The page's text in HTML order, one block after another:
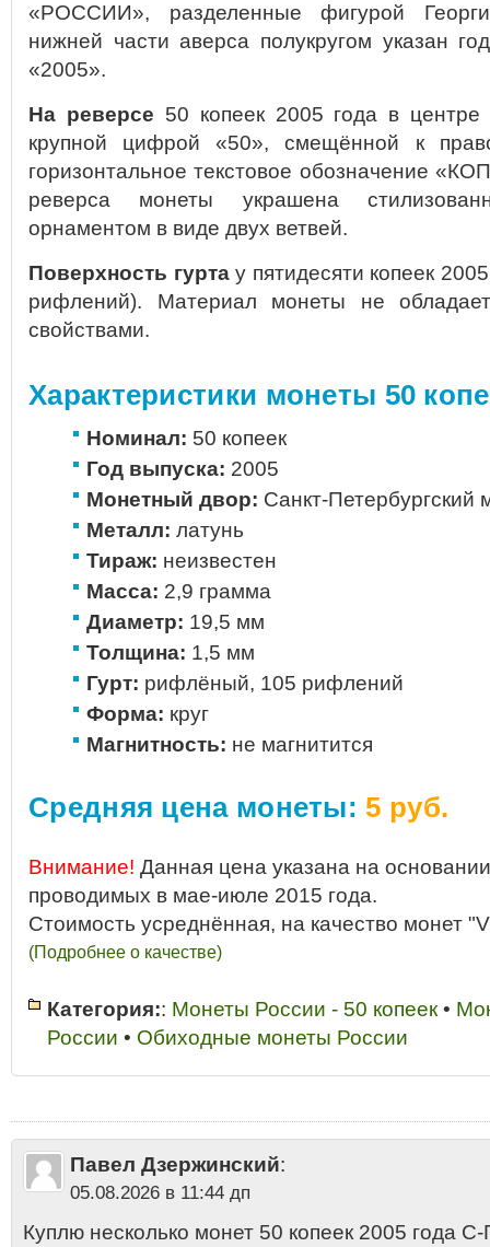
«РОССИИ», разделенные фигурой
нижней части аверса полукругом указан
«2005».
На реверсе 50 копеек 2005 года в
крупной цифрой «50», смещённой к
горизонтальное текстовое обозначение
реверса монеты украшена
орнаментом в виде двух ветвей.
Поверхность гуртау пятидесяти копеек
рифлений). Материал монеты не
свойствами.
Характеристики монеты 50
Номинал: 50 копеек
Год выпуска: 2005
Монетный двор: Санкт-
Металл: латунь
Тираж: неизвестен
Масса: 2,9 грамма
Диаметр: 19,5 мм
Толщина: 1,5 мм
Гурт: рифлёный, 105 рифлений
Форма: круг
Магнитность: не магнитится
Средняя цена монеты: 5 руб.
Внимание! Данная цена указана на
проводимых в мае-июле 2015 года.
Стоимость усреднённая, на качество монет
(Подробнее о качестве)
Категория:: Монеты России - 50 копеек •
России • Обиходные монеты России
2005 года цена в украине стоимость•50 копеек 2005 С-П•50 копеек
Петербургский монетный двор•50 копеек С-П 2005 цена
50 копеек 2005 года
Павел Дзержинский:
05.08.2026 в 11:44 дп
Куплю несколько монет 50 копеек 2005 года